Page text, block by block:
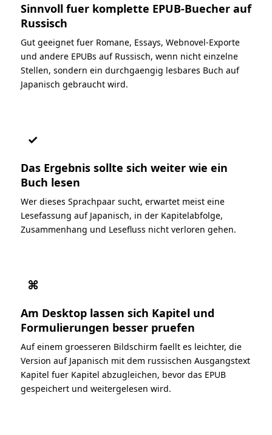
Sinnvoll fuer komplette EPUB-Buecher auf
Russisch
Gut geeignet fuer Romane, Essays, Webnovel-Exporte
und andere EPUBs auf Russisch, wenn nicht einzelne
Stellen, sondern ein durchgaengig lesbares Buch auf
Japanisch gebraucht wird.
✓
Das Ergebnis sollte sich weiter wie ein
Buch lesen
Wer dieses Sprachpaar sucht, erwartet meist eine
Lesefassung auf Japanisch, in der Kapitelabfolge,
Zusammenhang und Lesefluss nicht verloren gehen.
⌘
Am Desktop lassen sich Kapitel und
Formulierungen besser pruefen
Auf einem groesseren Bildschirm faellt es leichter, die
Version auf Japanisch mit dem russischen Ausgangstext
Kapitel fuer Kapitel abzugleichen, bevor das EPUB
gespeichert und weitergelesen wird.